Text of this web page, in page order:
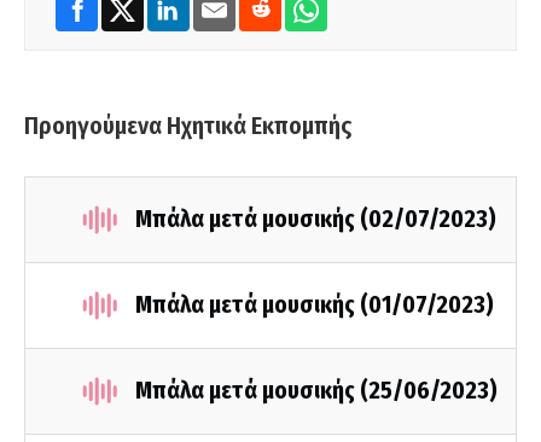
Προηγούμενα Ηχητικά Εκπομπής
Μπάλα μετά μουσικής (02/07/2023)
Μπάλα μετά μουσικής (01/07/2023)
Μπάλα μετά μουσικής (25/06/2023)